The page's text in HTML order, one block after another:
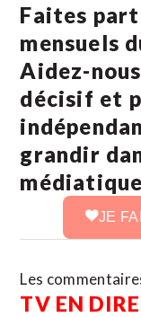
Faites
mensuels
Aidez-
décisif et
grandir
JE
Les
TV EN